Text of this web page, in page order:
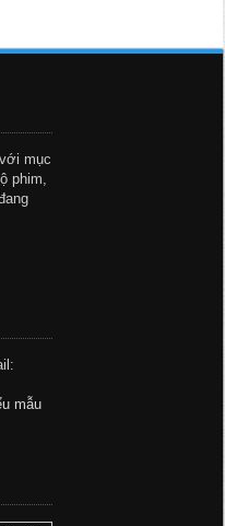
mục
phim,
mẫu